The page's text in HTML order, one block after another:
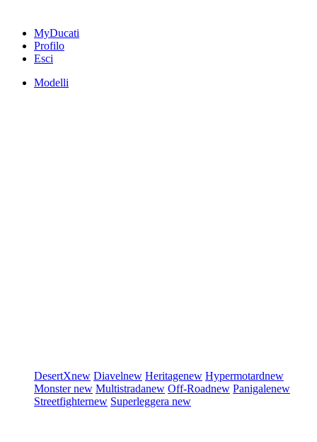
MyDucati
Profilo
Esci
Modelli
DesertXnew Diavelnew Heritagenew Hypermotardnew
Monsternew Multistradanew Off-Roadnew Panigalenew
Streetfighternew Superleggera new